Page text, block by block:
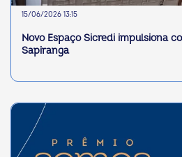
15/06/2026 13:15
Novo Espaço Sicredi impulsiona
Sapiranga